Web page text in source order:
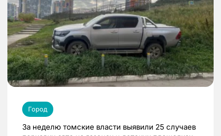
Город
За неделю томские власти выявили 25 случаев